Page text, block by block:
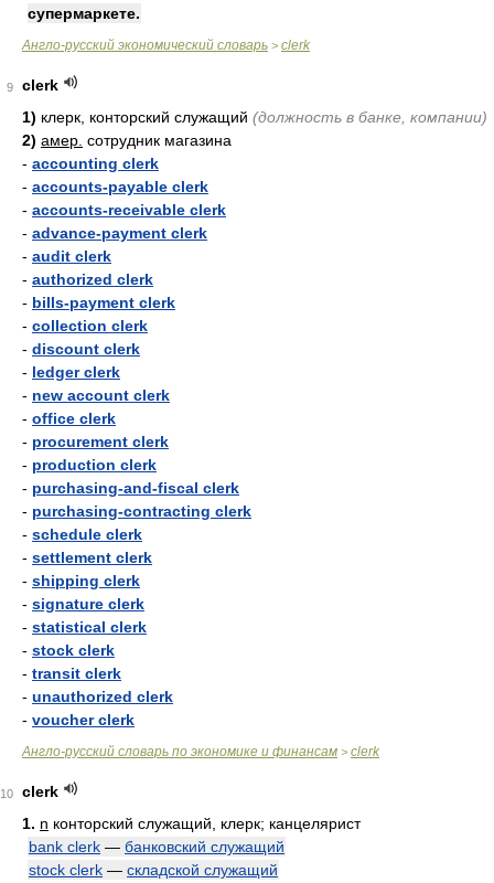
супермаркете.
Англо-русский экономический словарь > clerk
9
clerk
1) клерк, конторский служащий (должность в банке, компании)
2) амер. сотрудник магазина
- accounting clerk
- accounts-payable clerk
- accounts-receivable clerk
- advance-payment clerk
- audit clerk
- authorized clerk
- bills-payment clerk
- collection clerk
- discount clerk
- ledger clerk
- new account clerk
- office clerk
- procurement clerk
- production clerk
- purchasing-and-fiscal clerk
- purchasing-contracting clerk
- schedule clerk
- settlement clerk
- shipping clerk
- signature clerk
- statistical clerk
- stock clerk
- transit clerk
- unauthorized clerk
- voucher clerk
Англо-русский словарь по экономике и финансам > clerk
10
clerk
1. n конторский служащий, клерк; канцелярист
bank clerk — банковский служащий
stock clerk — складской служащий